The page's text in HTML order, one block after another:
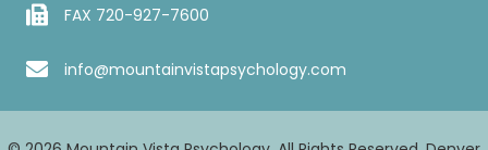
FAX 720-927-7600
info@mountainvistapsychology.com